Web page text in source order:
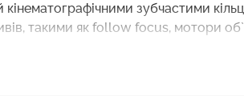
зубчастими
такими як follow focus, мотори